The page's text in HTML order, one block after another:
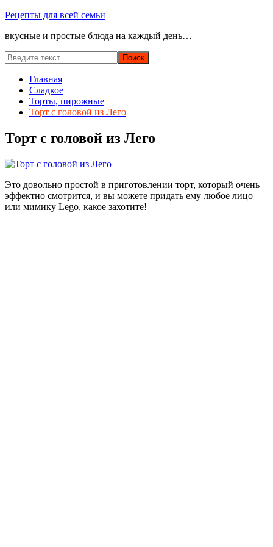
Перейти
содержимому
Рецепты для всей семьи
вкусные и простые блюда на каждый день…
Главная
Сладкое
Торты, пирожные
Торт с головой из Лего
Торт с головой из Лего
Это довольно простой в приготовлении торт, который очень
эффектно смотрится, и вы можете придать ему любое лицо
или мимику Lego, какое захотите!